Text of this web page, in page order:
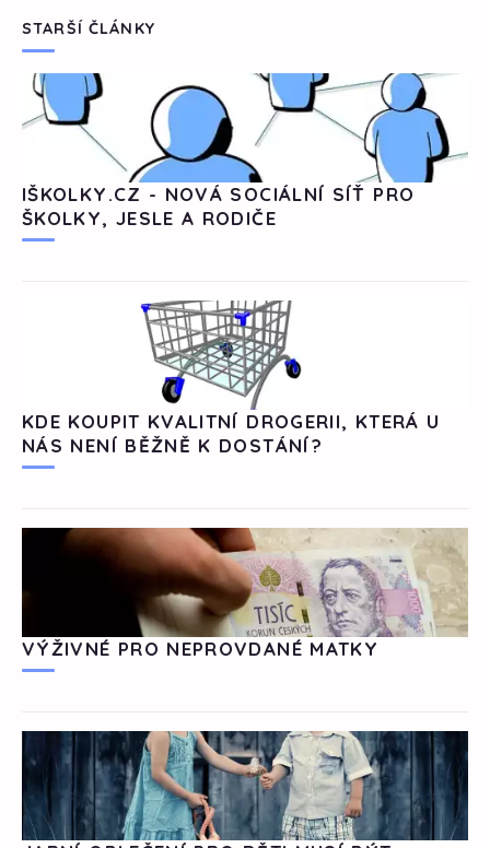
STARŠÍ ČLÁNKY
IŠKOLKY.CZ - NOVÁ SOCIÁLNÍ SÍŤ PRO
ŠKOLKY, JESLE A RODIČE
KDE KOUPIT KVALITNÍ DROGERII, KTERÁ U
NÁS NENÍ BĚŽNĚ K DOSTÁNÍ?
VÝŽIVNÉ PRO NEPROVDANÉ MATKY